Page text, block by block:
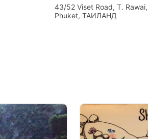
43/52 Viset Road, T.
Phuket, ТАИЛАНД